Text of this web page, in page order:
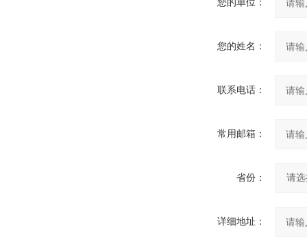
您的单位：
您的姓名：
联系电话：
常用邮箱：
省份：
详细地址：